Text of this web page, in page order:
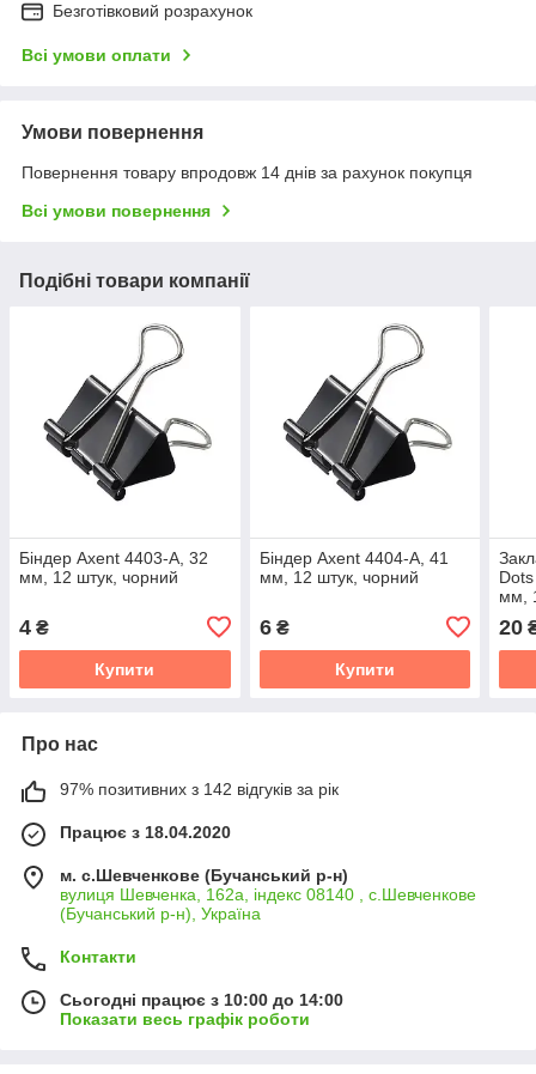
Безготівковий розрахунок
Всі умови оплати
Умови повернення
Повернення товару впродовж 14 днів за рахунок покупця
Всі умови повернення
Подібні товари компанії
Біндер Axent 4403-A, 32
мм, 12 штук, чорний
4 ₴
Купити
Біндер Axent 4404-A, 41
мм, 12 штук, чорний
6₴
Купити
мм,
20
Про нас
97% позитивних з 142 відгуків за рік
Працює з 18.04.2020
м. с.Шевченкове (Бучанський р-н)
вулиця Шевченка, 162а, індекс 08140 , с.Шевченкове
(Бучанський р-н), Україна
Контакти
Сьогодні працює з 10:00 до 14:00
Показати весь графік роботи